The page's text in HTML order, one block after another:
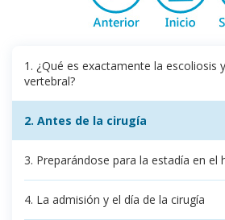
1. ¿Qué es exactamente la escoliosis
vertebral?
2. Antes de la cirugía
3. Preparándose para la estadía en el
4. La admisión y el día de la cirugía